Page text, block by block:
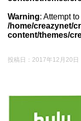
Warning: Attempt
/home/creazynet/
content/themes/
投稿日： 2017年12月20日